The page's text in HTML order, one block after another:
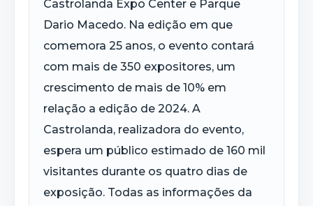
Castrolanda Expo Center e Parque
Dario Macedo. Na edição em que
comemora 25 anos, o evento contará
com mais de 350 expositores, um
crescimento de mais de 10% em
relação a edição de 2024. A
Castrolanda, realizadora do evento,
espera um público estimado de 160 mil
visitantes durante os quatro dias de
exposição. Todas as informações da